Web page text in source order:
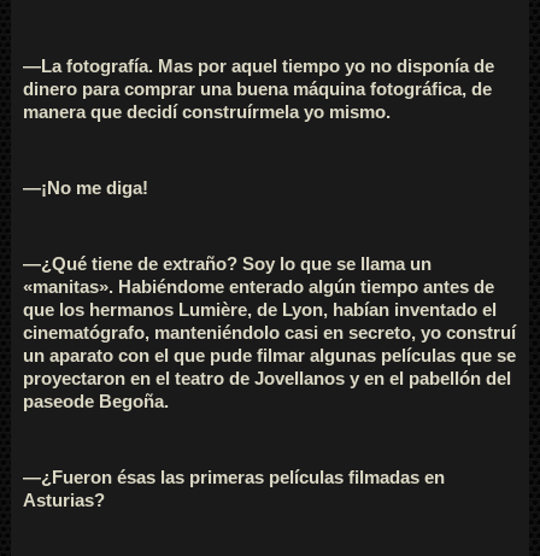
—La fotografía. Mas por aquel tiempo yo no disponía de
dinero para comprar una buena máquina fotográfica, de
manera que decidí construírmela yo mismo.
—¡No me diga!
—¿Qué tiene de extraño? Soy lo que se llama un
«manitas». Habiéndome enterado algún tiempo antes de
que los hermanos Lumière, de Lyon, habían inventado el
cinematógrafo, manteniéndolo casi en secreto, yo construí
un aparato con el que pude filmar algunas películas que se
proyectaron en el teatro de Jovellanos y en el pabellón del
paseode Begoña.
—¿Fueron ésas las primeras películas filmadas en
Asturias?